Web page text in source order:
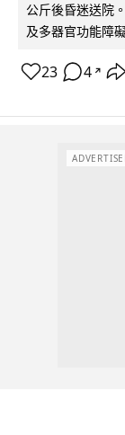
公斤後昏迷送院
及多器官功能障
23 4 ↗